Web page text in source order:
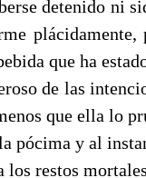
detenido ni
que ha
de las
que ella lo
pócima y al
los restos